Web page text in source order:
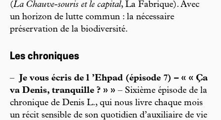
(La Chauve-souris et le capital, La Fabrique). Avec
un horizon de lutte commun : la nécessaire
préservation de la biodiversité.
Les chroniques
–
Je vous écris de l ’Ehpad (épisode 7) – « « Ça
va Denis, tranquille ? » » – Sixième épisode de la
chronique de Denis L., qui nous livre chaque mois
un récit sensible de son quotidien d’auxiliaire de vie